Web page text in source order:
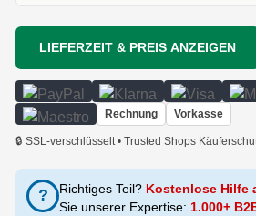
LIEFERZEIT & PREIS ANZEIGEN
Rechnung Vorkasse
🔒 SSL-verschlüsselt • Trusted Shops
? Richtiges Teil? Kostenlose Hilfe
Sie unserer Expertise: 1.000+